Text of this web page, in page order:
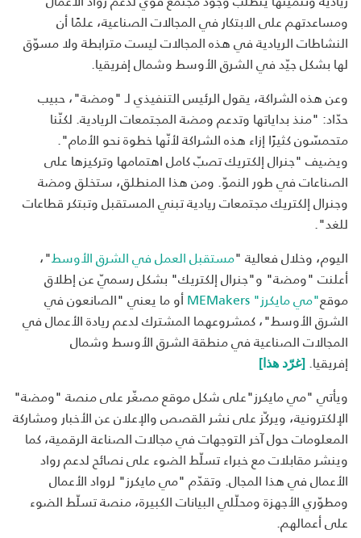
ومساعدتهم على الابتكار في المجالات الصناعية، علمًا أن
النشاطات الريادية في هذه المجالات ليست مترابطة ولا مسوّق
لها بشكل جيّد في الشرق الأوسط وشمال إفريقيا.
وعن هذه الشراكة، يقول الرئيس التنفيذي لـ "ومضة"، حبيب
حدّاد: "منذ بداياتها وتدعم ومضة المجتمعات الريادية. لكنّنا
متحمسّون كثيرًا إزاء هذه الشراكة لأنّها خطوة نحو الأمام".
ويضيف "جنرال إلكتريك تصبّ كامل اهتمامها وتركيزها على
الصناعات في طور النموّ. ومن هذا المنطلق، ستخلق ومضة
وجنرال إلكتريك مجتمعات ريادية تبني المستقبل وتبتكر قطاعات
للغد".
اليوم، وخلال فعالية "مستقبل العمل في الشرق الأوسط"،
أعلنت "ومضة" و"جنرال إلكتريك" بشكل رسميّ عن إطلاق
موقع"مي مايكرز" MEMakers
أو ما يعني "الصانعون في
الشرق الأوسط"، كمشروعهما المشترك لدعم ريادة الأعمال في
المجالات الصناعية في منطقة الشرق الأوسط وشمال
إفريقيا. [غرّد هذا]
ويأتي "مي مايكرز"على شكل موقع مصغّر على منصة "ومضة"
الإلكترونية، ويركّز على نشر القصص والإعلان عن الأخبار ومشاركة
المعلومات حول آخر التوجهات في مجالات الصناعة الرقمية، كما
وينشر مقابلات مع خبراء تسلّط الضوء على نصائح لدعم رواد
الأعمال في هذا المجال. وتقدّم "مي مايكرز" لرواد الأعمال
ومطوّري الأجهزة ومحلّلي البيانات الكبيرة، منصة تسلّط الضوء
على أعمالهم.